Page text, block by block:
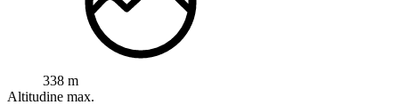
338 m
Altitudine max.